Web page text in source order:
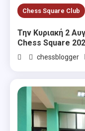
Chess Square Club
Την Κυριακή 2
Chess Square
chessblogger